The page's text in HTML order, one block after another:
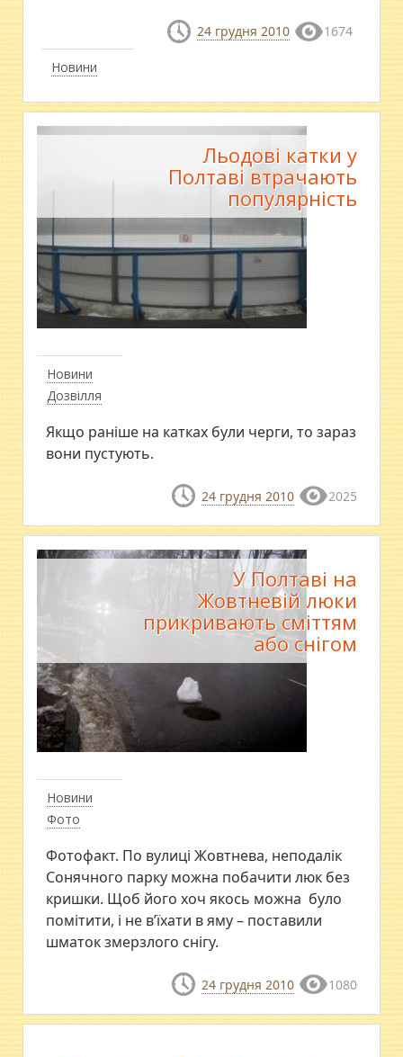
Новини
24 грудня 2010 1674
Новини
Дозвілля
Льодові катки у
Полтаві втрачають
популярність
Якщо раніше на катках були черги, то зараз
вони пустують.
24 грудня 2010 2025
Новини
Фото
У Полтаві на
Жовтневій люки
прикривають сміттям
або снігом
Фотофакт. По вулиці Жовтнева, неподалік
Сонячного парку можна побачити люк без
кришки. Щоб його хоч якось можна було
помітити, і не в’їхати в яму – поставили
шматок змерзлого снігу.
24 грудня 2010 1080